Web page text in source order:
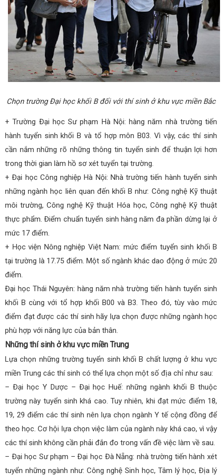
Chọn trường Đại học khối B đối với thí sinh ở khu vực miền Bắc
+ Trường Đại học Sư phạm Hà Nội: hàng năm nhà trường tiến
hành tuyển sinh khối B và tổ hợp môn B03. Vì vậy, các thí sinh
cần nắm những rõ những thông tin tuyển sinh để thuận lợi hơn
trong thời gian làm hồ sơ xét tuyển tại trường.
+ Đại học Công nghiệp Hà Nội: Nhà trường tiến hành tuyển sinh
những ngành học liên quan đến khối B như: Công nghệ Kỹ thuật
môi trường, Công nghệ Kỹ thuật Hóa học, Công nghệ Kỹ thuật
thực phẩm. Điểm chuẩn tuyển sinh hàng năm đa phần dừng lại ở
mức 17 điểm.
+ Học viện Nông nghiệp Việt Nam: mức điểm tuyển sinh khối B
tại trường là 17.75 điểm. Một số ngành khác dao động ở mức 20
điểm.
Đại học Thái Nguyên: hàng năm nhà trường tiến hành tuyển sinh
khối B cùng với tổ hợp khối B00 và B3. Theo đó, tùy vào mức
điểm đạt được các thí sinh hãy lựa chọn được những ngành học
phù hợp với năng lực của bản thân.
Những thí sinh ở khu vực miền Trung
Lựa chọn những trường tuyển sinh khối B chất lượng ở khu vực
miền Trung các thí sinh có thể lựa chọn một số địa chỉ như sau:
– Đại học Y Dược – Đại học Huế: những ngành khối B thuộc
trường này tuyển sinh khá cao. Tuy nhiên, khi đạt mức điểm 18,
19, 29 điểm các thí sinh nên lựa chọn ngành Y tế cộng đồng để
theo học. Cơ hội lựa chọn việc làm của ngành này khá cao, vì vậy
các thí sinh không cần phải đắn đo trong vấn đề việc làm về sau.
– Đại học Sư phạm – Đại học Đà Nẵng: nhà trường tiến hành xét
tuyển những ngành như: Công nghệ Sinh học, Tâm lý học, Địa lý